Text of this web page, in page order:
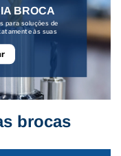
BROCA
para soluções de
às suas
brocas